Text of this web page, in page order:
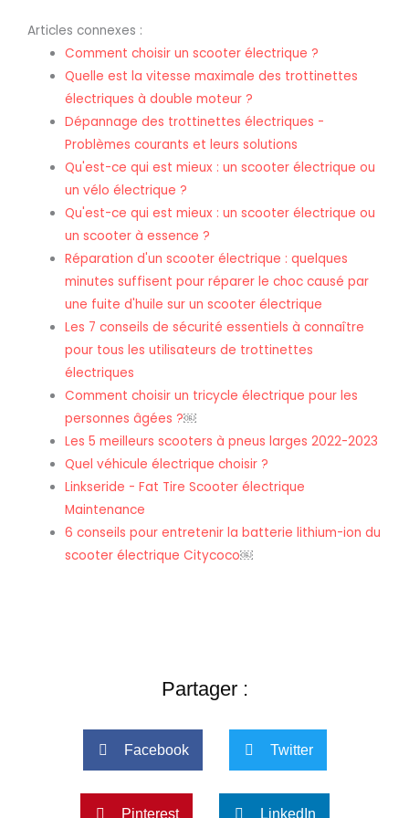
Articles connexes :
Comment choisir un scooter électrique ?
Quelle est la vitesse maximale des trottinettes
électriques à double moteur ?
Dépannage des trottinettes électriques -
Problèmes courants et leurs solutions
Qu'est-ce qui est mieux : un scooter électrique ou
un vélo électrique ?
Qu'est-ce qui est mieux : un scooter électrique ou
un scooter à essence ?
Réparation d'un scooter électrique : quelques
minutes suffisent pour réparer le choc causé par
une fuite d'huile sur un scooter électrique
Les 7 conseils de sécurité essentiels à connaître
pour tous les utilisateurs de trottinettes
électriques
Comment choisir un tricycle électrique pour les
personnes âgées ?￼
Les 5 meilleurs scooters à pneus larges 2022-2023
Quel véhicule électrique choisir ?
Linkseride - Fat Tire Scooter électrique
Maintenance
6 conseils pour entretenir la batterie lithium-ion du
scooter électrique Citycoco￼
Partager :
Facebook Twitter
Pinterest LinkedIn